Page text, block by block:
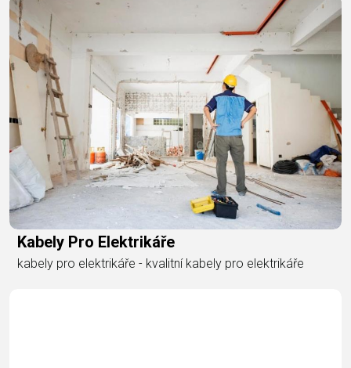
Kabely Pro Elektrikáře
kabely pro elektrikáře - kvalitní kabely pro elektrikáře